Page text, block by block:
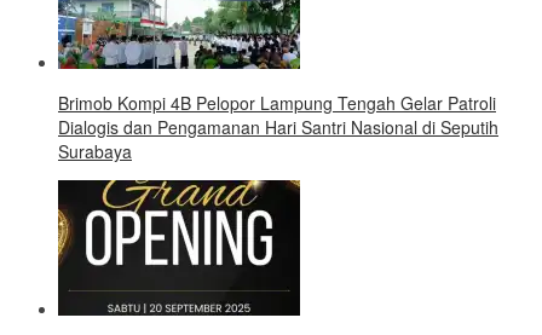
Brimob Kompi 4B Pelopor Lampung Tengah Gelar Patroli
Dialogis dan Pengamanan Hari Santri Nasional di Seputih
Surabaya